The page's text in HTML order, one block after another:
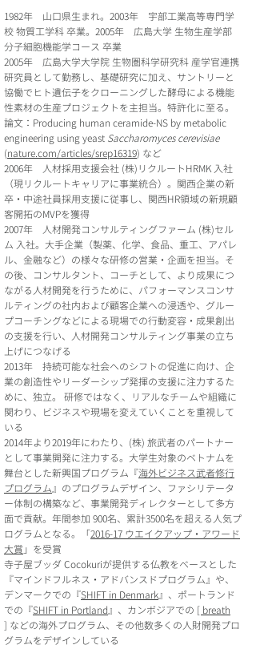
1982年 山口県生まれ。2003年 宇部工業高等専門学
校 物質工学科 卒業。2005年 広島大学 生物生産学部
分子細胞機能学コース 卒業
2005年 広島大学大学院 生物圏科学研究科 産学官連携
研究員として勤務し、基礎研究に加え、サントリーと
協働でヒト遺伝子をクローニングした酵母による機能
性素材の生産プロジェクトを主担当。特許化に至る。
論文：Producing human ceramide-NS by metabolic
engineering using yeast Saccharomyces cerevisiae
(nature.com/articles/srep16319) など
2006年 人材採用支援会社 (株)リクルートHRMK 入社
（現リクルートキャリアに事業統合）。関西企業の新
卒・中途社員採用支援に従事し、関西HR領域の新規顧
客開拓のMVPを獲得
2007年 人材開発コンサルティングファーム (株)セル
ム 入社。大手企業（製薬、化学、食品、重工、アパレ
ル、金融など）の様々な研修の営業・企画を担当。そ
の後、コンサルタント、コーチとして、より成果につ
ながる人材開発を行うために、パフォーマンスコンサ
ルティングの社内および顧客企業への浸透や、グルー
プコーチングなどによる現場での行動変容・成果創出
の支援を行い、人材開発コンサルティング事業の立ち
上げにつなげる
2013年 持続可能な社会へのシフトの促進に向け、企
業の創造性やリーダーシップ発揮の支援に注力するた
めに、独立。 研修ではなく、リアルなチームや組織に
関わり、ビジネスや現場を変えていくことを重視して
いる
2014年より2019年にわたり、(株) 旅武者のパートナー
として事業開発に注力する。大学生対象のベトナムを
舞台とした新興国プログラム『海外ビジネス武者修行
プログラム』のプログラムデザイン、ファシリテータ
ー体制の構築など、事業開発ディレクターとして多方
面で貢献。年間参加 900名、累計3500名を超える人気プ
ログラムとなる。「2016-17 ウエイクアップ・アワード
大賞 」を受賞
寺子屋ブッダ Cocokuriが提供する仏教をベースとした
『マインドフルネス・アドバンスドプログラム』や、
デンマークでの『SHIFT in Denmark』、ポートランド
での『SHIFT in Portland』、カンボジアでの [ breath
] などの海外プログラム、その他数多くの人財開発プロ
グラムをデザインしている